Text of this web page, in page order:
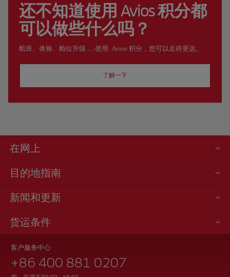
还不知道使用 Avios 积分都
可以做些什么吗？
航班、体验、舱位升级......使用 Avios 积分，您可以走得更远。
了解一下
在网上
目的地指南
新闻和更新
货运条件
客户服务中心
+86 400 881 0207